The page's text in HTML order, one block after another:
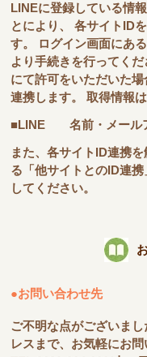
LINEに登録している情
とにより、 各サイトID
す。 ログイン画面にあ
より手続きを行ってく
にて許可をいただいた
連携します。 取得情報
■LINE 名前・メール
また、各サイトID連携
る「他サイトとのID連
してください。
●お問い合わせ先
ご不明な点がございま
レスまで、お気軽にお問